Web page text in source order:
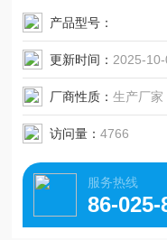
产品型号：
更新时间： 2025-10-
厂商性质：生产厂家
访问量：4766
服务热线
86-025-